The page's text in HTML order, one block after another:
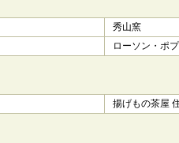
​秀山窯
ローソン・ポ
揚げもの茶屋